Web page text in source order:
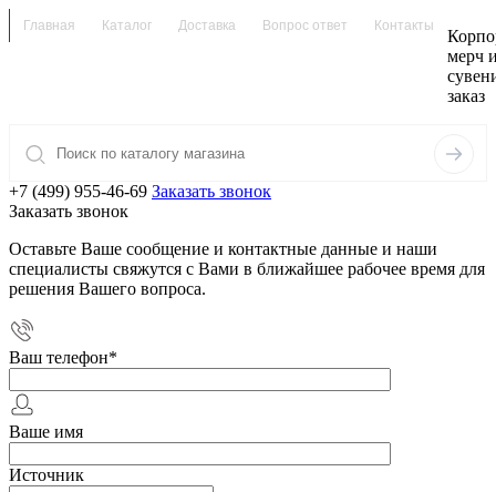
Главная Каталог Доставка Вопрос ответ Контакты
мерч
заказ
+7 (499) 955-46-69 Заказать звонок
Заказать звонок
Оставьте Ваше сообщение и контактные данные и наши
специалисты свяжутся с Вами в ближайшее рабочее время для
решения Вашего вопроса.
Ваш телефон*
Ваше имя
Источник